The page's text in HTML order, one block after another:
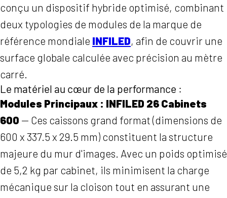
conçu un dispositif hybride optimisé, combinant
deux typologies de modules de la marque de
référence mondiale INFILED, afin de couvrir une
surface globale calculée avec précision au mètre
carré.
Le matériel au cœur de la performance :
Modules Principaux : INFILED 26 Cabinets
600 — Ces caissons grand format (dimensions de
600 x 337.5 x 29.5 mm) constituent la structure
majeure du mur d'images. Avec un poids optimisé
de 5,2 kg par cabinet, ils minimisent la charge
mécanique sur la cloison tout en assurant une